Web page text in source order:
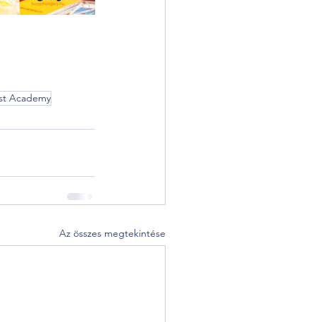
Academy
Az összes megtekintése